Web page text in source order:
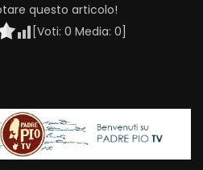
questo articolo!
[Voti: 0 Media: 0]